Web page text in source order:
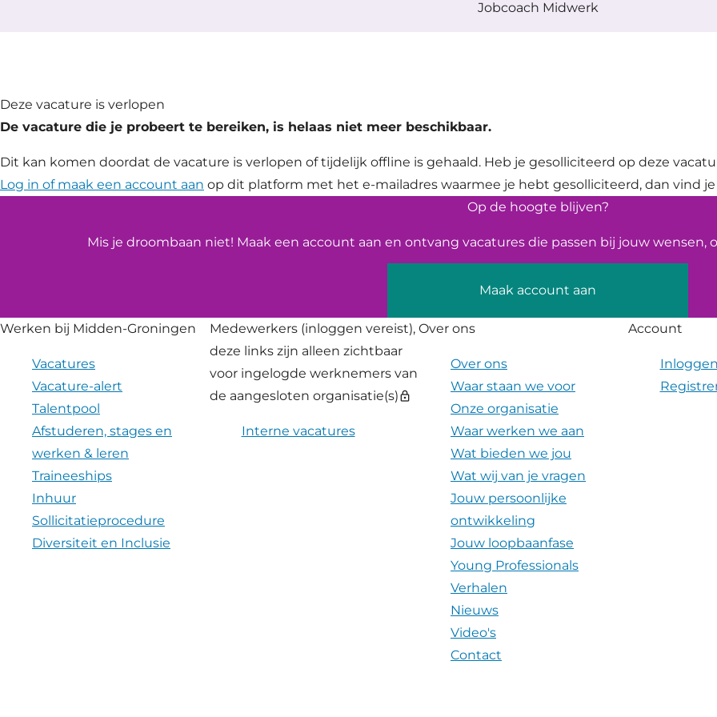
Jobcoach Midwerk
Deze vacature is verlopen
De vacature die je probeert te bereiken, is helaas niet meer beschikbaar.
Dit kan komen doordat de vacature is verlopen of tijdelijk offline is gehaald. Heb je gesolliciteerd op deze
Log in of maak een account aan op dit platform met het e-mailadres waarmee je hebt gesolliciteerd, dan vind
Op de hoogte blijven?
Mis je droombaan niet! Maak een account aan en ontvang vacatures die passen bij jouw
Maak account aan
Werken bij Midden-Groningen
Vacatures
Vacature-alert
Talentpool
Afstuderen, stages en
werken & leren
Traineeships
Inhuur
Sollicitatieprocedure
Diversiteit en Inclusie
Medewerkers (inloggen vereist),
deze links zijn alleen zichtbaar
voor ingelogde werknemers van
de aangesloten organisatie(s)lock
Interne vacatures
Over ons
Over ons
Waar staan we voor
Onze organisatie
Waar werken we aan
Wat bieden we jou
Wat wij van je vragen
Jouw persoonlijke
ontwikkeling
Jouw loopbaanfase
Young Professionals
Verhalen
Nieuws
Video's
Contact
Account
Inloggen